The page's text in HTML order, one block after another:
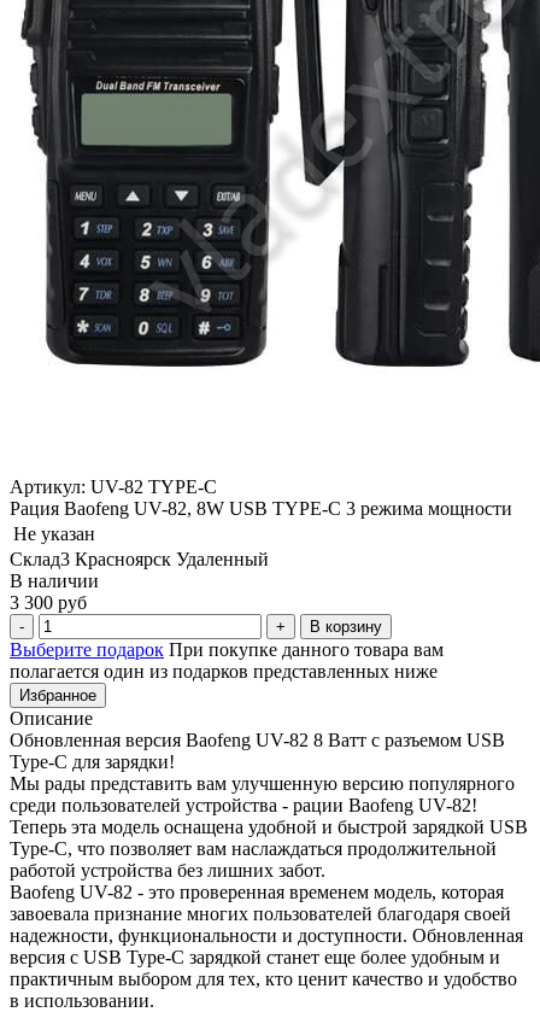
Артикул: UV-82 TYPE-C
Рация Baofeng UV-82, 8W USB TYPE-C 3 режима мощности
Не указан
Склад3 Красноярск Удаленный
В наличии
3 300 руб
В корзину
Выберите подарок При покупке данного товара вам
полагается один из подарков представленных ниже
Избранное
Описание
Обновленная версия Baofeng UV-82 8 Ватт с разъемом USB
Type-C для зарядки!
Мы рады представить вам улучшенную версию популярного
среди пользователей устройства - рации Baofeng UV-82!
Теперь эта модель оснащена удобной и быстрой зарядкой USB
Type-C, что позволяет вам наслаждаться продолжительной
работой устройства без лишних забот.
Baofeng UV-82 - это проверенная временем модель, которая
завоевала признание многих пользователей благодаря своей
надежности, функциональности и доступности. Обновленная
версия с USB Type-C зарядкой станет еще более удобным и
практичным выбором для тех, кто ценит качество и удобство
в использовании.